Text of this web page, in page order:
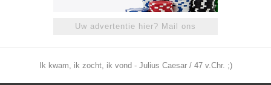
Uw advertentie hier? Mail ons
Ik kwam, ik zocht, ik vond - Julius Caesar / 47 v.Chr. ;)